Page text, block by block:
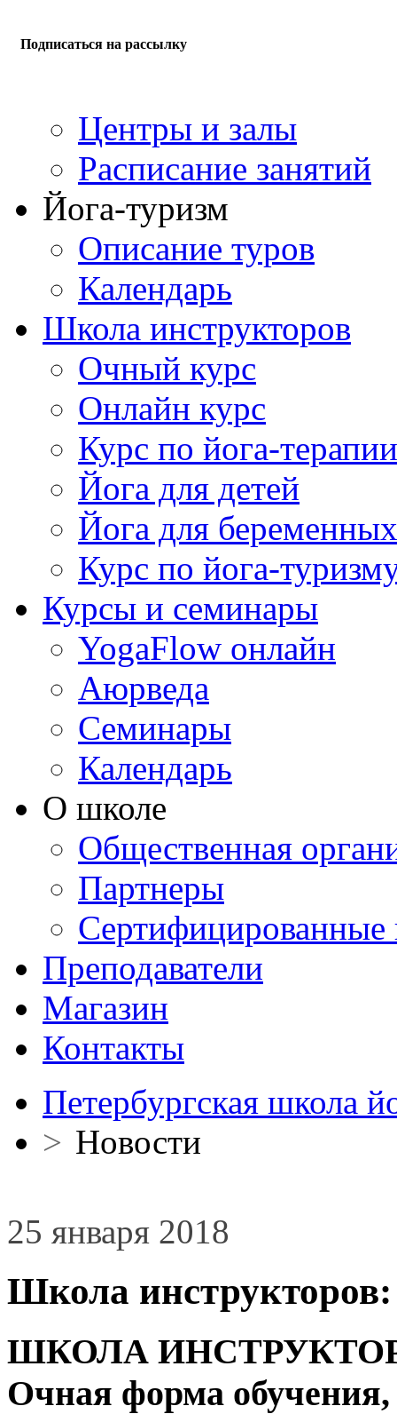
Подписаться на рассылку
Центры и залы
Расписание занятий
Йога-туризм
Описание туров
Календарь
Школа инструкторов
Очный курс
Онлайн курс
Курс по йога-терапии
Йога для детей
Йога для беременных
Курс по йога-
Курсы и семинары
YogaFlow онлайн
Аюрведа
Семинары
Календарь
О школе
Общественная
Партнеры
Сертифицированные
Преподаватели
Магазин
Контакты
Петербургская школа
> Новости
25 января 2018
Школа инструкторов:
ШКОЛА
Очная форма